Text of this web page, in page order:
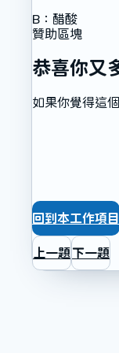
B ： 醋酸
贊助區塊
恭喜你又
如果你覺得這
回到本工作項目
上一題下一題